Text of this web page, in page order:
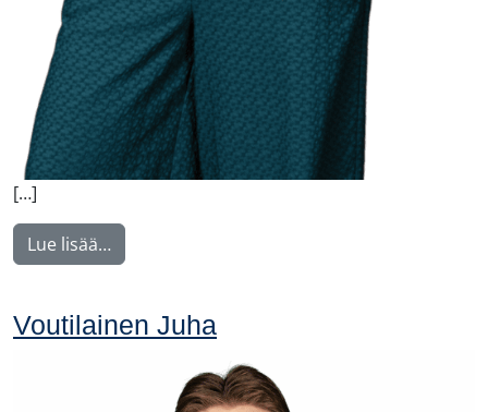
[…]
Lue lisää…
Voutilainen Juha